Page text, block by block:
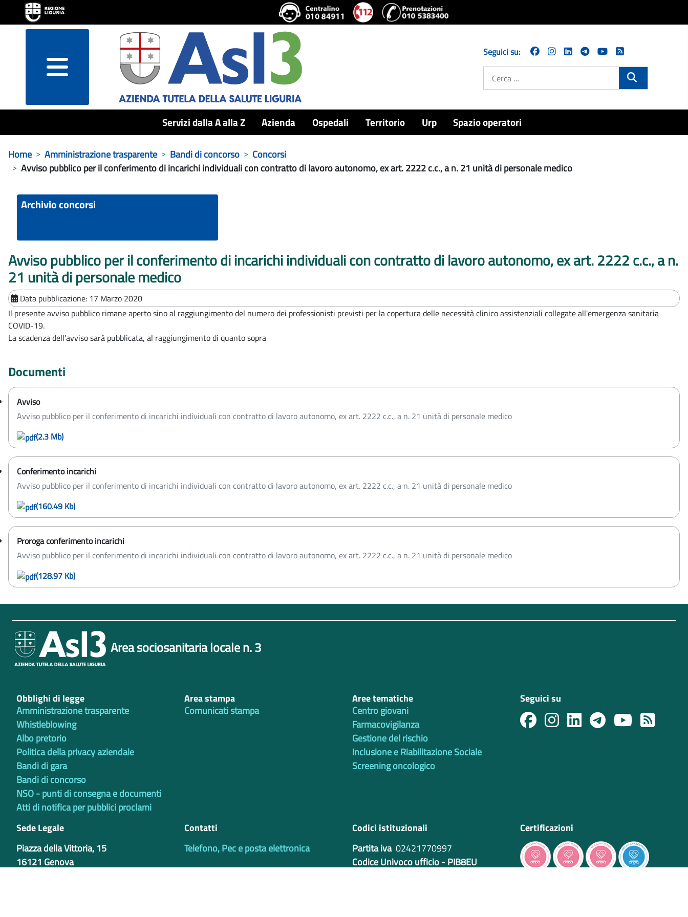
menu
Seguici su:
Cerca
Servizi dalla A alla Z Azienda Ospedali Territorio Urp Spazio operatori
Home Amministrazione trasparente Bandi di concorso
Concorsi
Avviso pubblico per il conferimento di incarichi individuali con contratto di lavoro autonomo, ex art. 2222 c.c., a n. 21 unità di personale medico
Archivio concorsi
Avviso pubblico per il conferimento di incarichi individuali con contratto di lavoro autonomo, ex art. 2222 c.c., a n.
21 unità di personale medico
Data pubblicazione: 17 Marzo 2020
Il presente avviso pubblico rimane aperto sino al raggiungimento del numero dei professionisti previsti per la copertura delle necessità clinico assistenziali collegate all'emergenza sanitaria
COVID-19.
La scadenza dell'avviso sarà pubblicata, al raggiungimento di quanto sopra
Documenti
Avviso
Avviso pubblico per il conferimento di incarichi individuali con contratto di lavoro autonomo, ex art. 2222 c.c., a n. 21 unità di personale medico
(2.3 Mb)
Conferimento incarichi
Avviso pubblico per il conferimento di incarichi individuali con contratto di lavoro autonomo, ex art. 2222 c.c., a n. 21 unità di personale medico
(160.49 Kb)
Proroga conferimento incarichi
Avviso pubblico per il conferimento di incarichi individuali con contratto di lavoro autonomo, ex art. 2222 c.c., a n. 21 unità di personale medico
(128.97 Kb)
Area sociosanitaria locale n. 3
Obblighi di legge
Amministrazione trasparente
Whistleblowing
Albo pretorio
Politica della privacy aziendale
Bandi di gara
Bandi di concorso
NSO - punti di consegna e documenti
Atti di notifica per pubblici proclami
Area stampa
Comunicati stampa
Aree tematiche
Centro giovani
Farmacovigilanza
Gestione del rischio
Inclusione e Riabilitazione Sociale
Screening oncologico
Seguici su
Sede Legale
Piazza della Vittoria, 15
16121 Genova
Contatti
Telefono, Pec e posta elettronica
Codici istituzionali
Partita iva 02421770997
Codice Univoco ufficio - PIB8EU
Certificazioni